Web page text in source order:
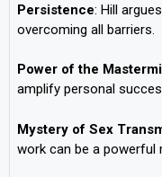
Persistence: Hill
overcoming all barriers.
Power of the
amplify personal
Mystery of Sex
work can be a powerful